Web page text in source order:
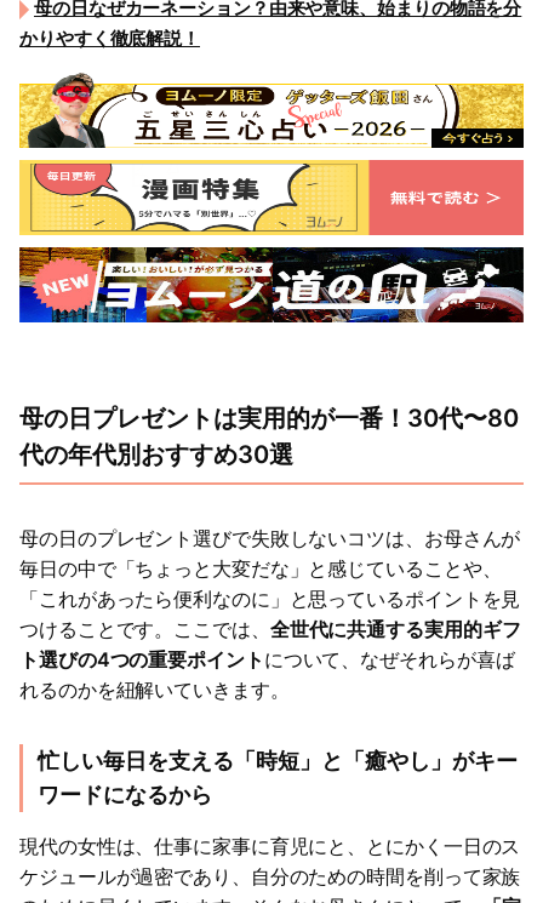
母の日なぜカーネーション？由来や意味、始まりの物語を分
かりやすく徹底解説！
母の日プレゼントは実用的が一番！30代〜80
代の年代別おすすめ30選
母の日のプレゼント選びで失敗しないコツは、お母さんが
毎日の中で「ちょっと大変だな」と感じていることや、
「これがあったら便利なのに」と思っているポイントを見
つけることです。ここでは、 全世代に共通する実用的ギフ
ト選びの4つの重要ポイント について、なぜそれらが喜ば
れるのかを紐解いていきます。
忙しい毎日を支える「時短」と「癒やし」がキー
ワードになるから
現代の女性は、仕事に家事に育児にと、とにかく一日のス
ケジュールが過密であり、自分のための時間を削って家族